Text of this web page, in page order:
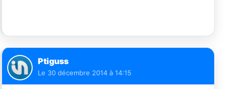
Ptiguss
Le 30 décembre 2014 à 14:15